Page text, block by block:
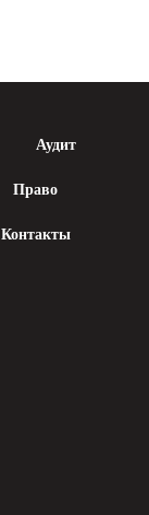
Аудит
Право
Контакты